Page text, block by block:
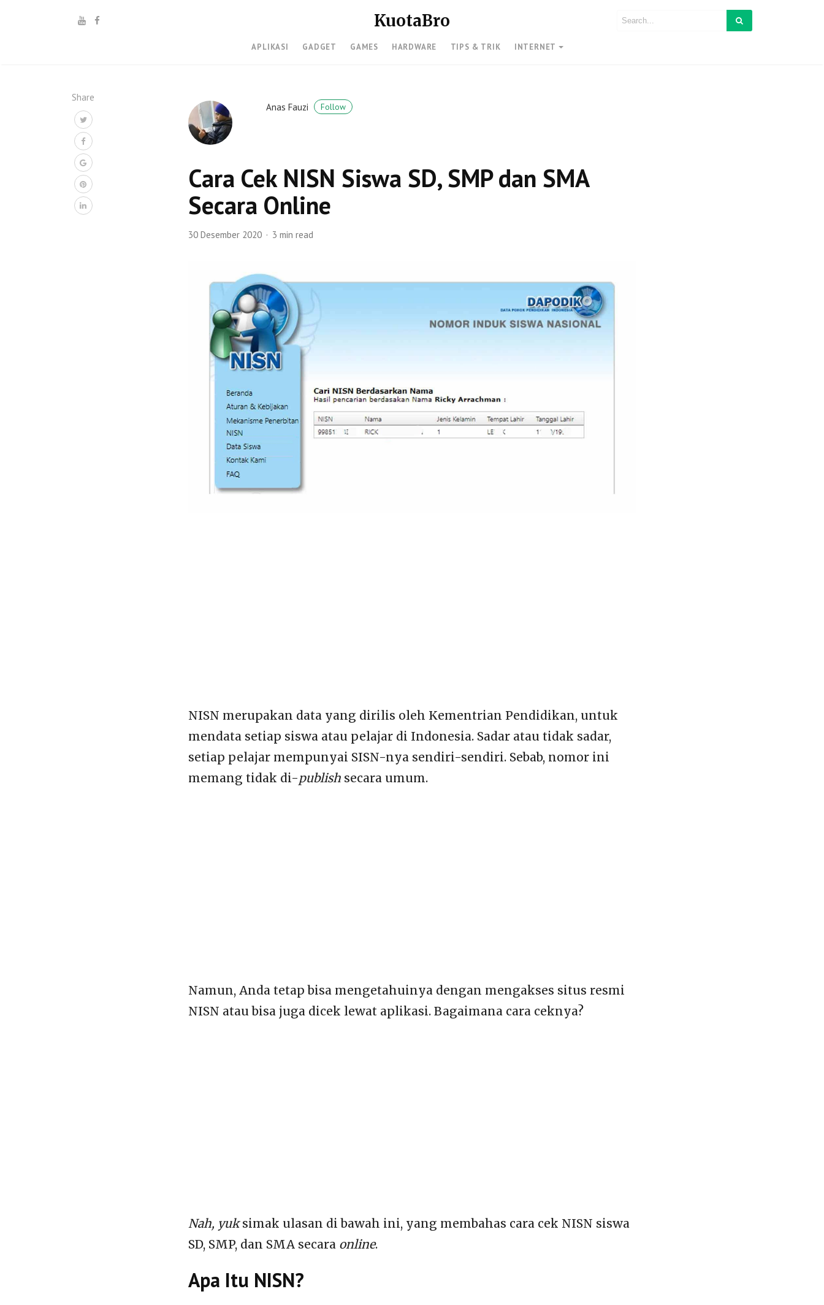
KuotaBro
APLIKASI GADGET GAMES HARDWARE TIPS & TRIK INTERNET
Share
Anas Fauzi
Follow
Cara Cek NISN Siswa SD, SMP dan SMA
Secara Online
30 Desember 2020 3 min read
NISN merupakan data yang dirilis oleh Kementrian Pendidikan, untuk
mendata setiap siswa atau pelajar di Indonesia. Sadar atau tidak sadar,
setiap pelajar mempunyai SISN-nya sendiri-sendiri. Sebab, nomor ini
memang tidak di-publish secara umum.
Namun, Anda tetap bisa mengetahuinya dengan mengakses situs resmi
NISN atau bisa juga dicek lewat aplikasi. Bagaimana cara ceknya?
Nah, yuksimak ulasan di bawah ini, yang membahas cara cek NISN siswa
SD, SMP, dan SMA secara online.
Apa Itu NISN?